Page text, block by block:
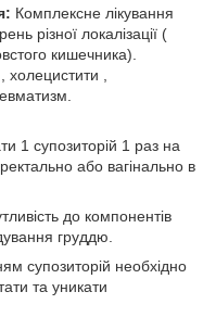
Комплексне лікування
різної локалізації (
товстого кишечника).
,
ревматизм.
1 супозиторій 1 раз на
або вагінально в
до компонентів
груддю.
супозиторій необхідно
та уникати